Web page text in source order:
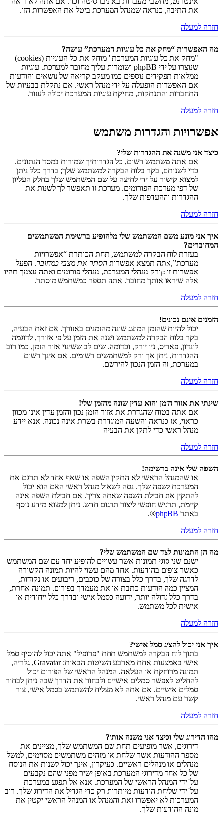
את התיבה, כנראה שמנהל המערכת ביטל את האפשרות הזו.
חזרה למעלה
מה האפשרות “מחק את כל עוגיות המערכת” עושה?
"מחק את כל עוגיות המערכת" מוחק את כל העוגיות (cookies)
שנוצרו על ידי phpBB ושומרות עליך מחובר למערכת. עוגיות
ממלאות תפקידים נוספים כמו מעקב קריאה של נושאים והודעות
אם האפשרות הופעלה על ידי מנהל ראשי. אם נתקלת בבעיות של
התחברות והתנתקות, מחיקת עוגיות המערכת יכולה לעזור.
חזרה למעלה
אפשרויות והגדרות משתמש
כיצד אני משנה את ההגדרות שלי?
אם אתה משתמש רשום, כל הגדרותיך שמורות במסד הנתונים.
כדי לשנותם, בקר בלוח הבקרה למשתמש שלך; בדרך כלל ניתן
למצוא קישור על ידי לחיצה על שם המשתמש שלך בחלק העליון
של דפי מערכת הפורומים. מערכת זו תאפשר לך לשנות את
ההגדרות וההעדפות שלך.
חזרה למעלה
איך אני מונע משם המשתמש שלי מלהופיע ברשימת המשתמשים
המחוברים?
בעזרת לוח הבקרה למשתמש, תחת הכותרת “אפשרויות
מערכת”,אתה תמצא אפשרות הסתר את מצבי כמחובר. הפעל
אפשרות זו כןורק מנהלי המערכת, מנהלי פורומים ואתה עצמך תהיו
אלה שיראו אותך מחובר. אתה תספר כמשתמש מוסתר.
חזרה למעלה
הזמנים אינם נכונים!
יכול להיות שהזמן המוצג שונה מהזמנים באזורך. אם זאת הבעיה,
בקר בלוח הבקרה למשתמש ושנה את הזמן על פי אזורך, לדוגמה
לונדון, פאריס, ניו יורק, וכדומה. שים לב ששינוי אזור הזמן, כמו רוב
ההגדרות, ניתן אך ורק למשתמשים רשומים. אם אינך רשום
במערכת, זה הזמן הנכון להירשם.
חזרה למעלה
שינתי את אזור הזמן והוא עדין שונה מהזמן שלי!
אם אתה בטוח שהגדרת את אזור הזמן נכון והזמן עדין אינו מכוון
כראוי, אז כנראה והשעה המוגדרת בשרת אינה נכונה. אנא יידע
מנהל ראשי כדי לתקן את הבעיה
חזרה למעלה
השפה שלי אינה ברשימה!
או שהמנהל הראשי לא התקין השפה או שאף אחד לא תרגם את
המערכת לשפה שלך. נסה לשאול מנהל ראשי האם הוא יכול
להתקין את חבילת השפה שאתה צריך. אם חבילת השפה אינה
קיימת, תרגיש חופשי ליצור תרגום חדש. ניתן למצוא מידע נוסף
באתר phpBB
®.
חזרה למעלה
מה הן התמונות לצד שם המשתמש שלי?
ישנם שני סוגי תמונות אשר עשויים להופיע יחד עם שם המשתמש
כאשר צופים בהודעות. אחד מהם עשוי להיות תמונה הקשורה
לדרגה שלך, בדרך כלל בצורה של כוכבים, ריבועים או נקודות,
המציין כמה הודעות כתבת או את מעמדך בפורום. תמונה אחרת,
בדרך כלל גדולה יותר, ידועה כסמל אישי ובדרך כלל ייחודית או
אישית לכל משתמש.
חזרה למעלה
איך אני יכול להציג סמל אישי?
בתוך לוח הבקרה למשתמש תחת "פרופיל" אתה יכול להוסיף סמל
אישי באמצעות אחת מארבע השיטות הבאות: Gravatar, גלריה,
תמונה מרוחקת או העלאה. המנהל הראשי של הפורום יכול
להחליט לאפשר סמלים אישיים ולבחור את הדרך שבה ניתן לבחור
סמלים אישיים. אם אתה לא מצליח להשתמש בסמל אישי, צור
קשר עם מנהל ראשי.
חזרה למעלה
מהו הדירוג שלי וכיצד אני משנה אותו?
דירוגים, אשר מופיעים תחת שם המשתמש שלך, מציינים את
מספר ההודעות אשר שלחת או מזהים משתמשים מסוימים, למשל
מנהלים או מנהלים ראשיים. כעיקרון, אינך יכול לשנות את הנוסח
של כל אחד מדירוגי המערכת באופן ישיר מפני שהם נקבעים
על־ידי המנהל הראשי של המערכת. אנא אל תפגע במערכת
על־ידי שליחת הודעות מיותרות רק כדי הגדיל את הדירוג שלך. רוב
המערכות לא יאפשרו זאת והמנהל או המנהל הראשי יקטין את
מונה ההודעות שלך.